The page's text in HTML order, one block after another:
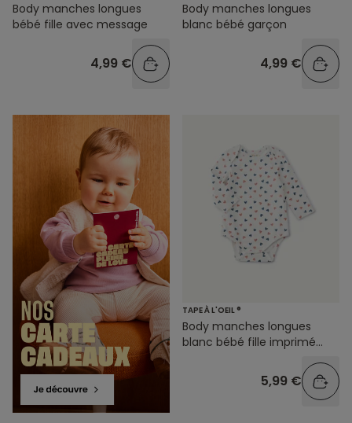
Body manches longues
bébé fille avec message
4,99 €
Body manches longues
blanc bébé garçon
4,99 €
TAPE À L'OEIL ®
Body manches longues
blanc bébé fille imprimé
5,99 €